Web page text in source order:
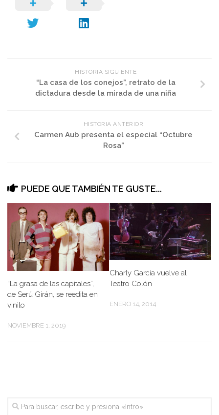
HISTORIA SIGUIENTE
“La casa de los conejos”, retrato de la
dictadura desde la mirada de una niña
HISTORIA ANTERIOR
Carmen Aub presenta el especial “Octubre
Rosa”
PUEDE QUE TAMBIÉN TE GUSTE...
“La grasa de las capitales”,
de Serú Girán, se reedita en
vinilo
NOVIEMBRE 1, 2019
Charly García vuelve al
Teatro Colón
ENERO 14, 2014